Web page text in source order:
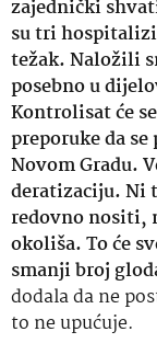
zajednički
su tri
težak. Naložili
posebno u
Kontrolisat će
preporuke da
Novom Gradu.
deratizaciju. Ni
redovno nositi,
okoliša. To će
smanji broj
dodala da ne
to ne upućuje.